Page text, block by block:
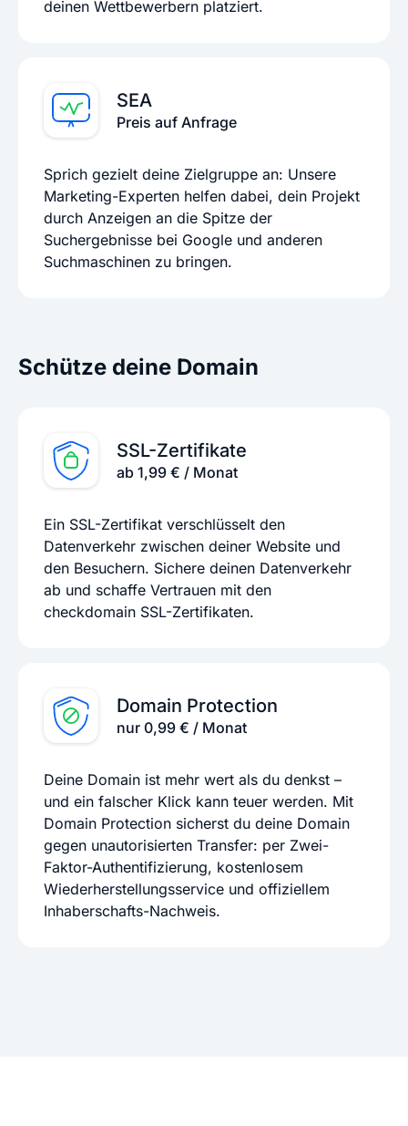
deinen Wettbewerbern platziert.
SEA
Preis auf Anfrage
Sprich gezielt deine Zielgruppe an: Unsere
Marketing-Experten helfen dabei, dein Projekt
durch Anzeigen an die Spitze der
Suchergebnisse bei Google und anderen
Suchmaschinen zu bringen.
Schütze deine Domain
SSL-Zertifikate
ab 1,99 € / Monat
Ein SSL-Zertifikat verschlüsselt den
Datenverkehr zwischen deiner Website und
den Besuchern. Sichere deinen Datenverkehr
ab und schaffe Vertrauen mit den
checkdomain SSL-Zertifikaten.
Domain Protection
nur 0,99 € / Monat
Deine Domain ist mehr wert als du denkst –
und ein falscher Klick kann teuer werden. Mit
Domain Protection sicherst du deine Domain
gegen unautorisierten Transfer: per Zwei-
Faktor-Authentifizierung, kostenlosem
Wiederherstellungsservice und offiziellem
Inhaberschafts-Nachweis.